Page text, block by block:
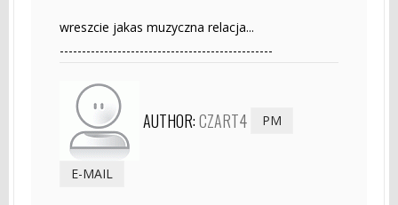
wreszcie jakas muzyczna relacja...
------------------------------------------------
AUTHOR:CZART4 PM
E-MAIL